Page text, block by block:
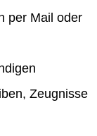
per Mail oder
Zeugnisse